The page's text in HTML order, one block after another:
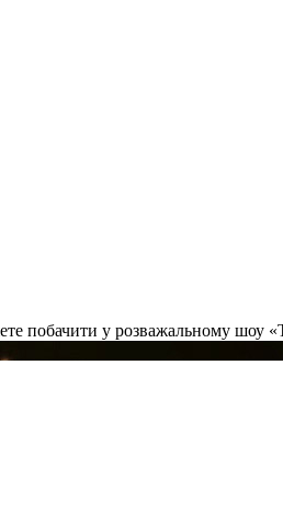
побачити у розважальному шоу